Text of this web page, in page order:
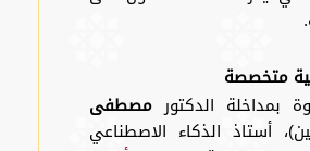
متخصصة
بمداخلة الدكتورمصطفى
أستاذ الذكاء الاصطناعي